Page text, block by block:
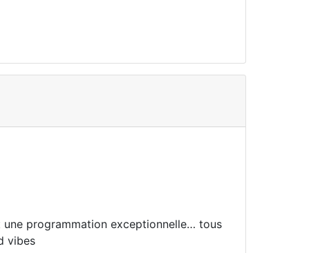
une programmation exceptionnelle… tous
vibes